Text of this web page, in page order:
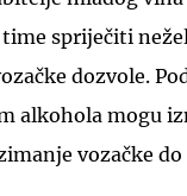
spriječiti
dozvole.
alkohola mogu
vozačke